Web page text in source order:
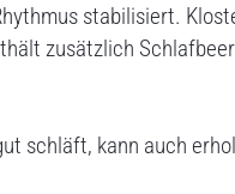
stabilisiert.
zusätzlich
schläft, kann auch